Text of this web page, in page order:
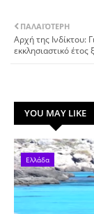
ΠΑΛΑΙΌΤΕΡΗ
Αρχή της Ινδίκτου:
εκκλησιαστικό έτος
YOU MAY LIKE
Ελλάδα